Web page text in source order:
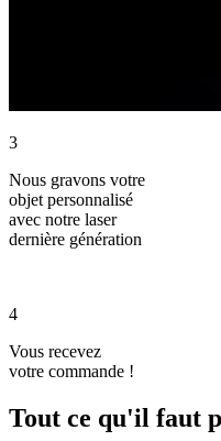
3
Nous gravons votre
objet personnalisé
avec notre laser
dernière génération
4
Vous recevez
votre commande !
Tout ce qu'il faut